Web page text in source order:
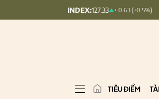
127.33 + 0.63 (+0.5%) VN30:
TIÊU ĐIỂM